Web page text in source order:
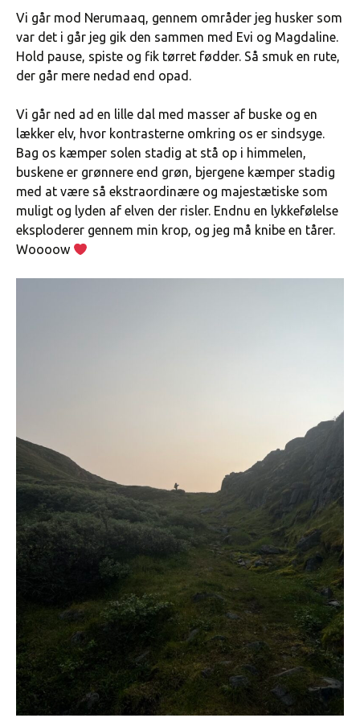
Vi går mod Nerumaaq, gennem områder jeg husker som
var det i går jeg gik den sammen med Evi og Magdaline.
Hold pause, spiste og fik tørret fødder. Så smuk en rute,
der går mere nedad end opad.
Vi går ned ad en lille dal med masser af buske og en
lækker elv, hvor kontrasterne omkring os er sindsyge.
Bag os kæmper solen stadig at stå op i himmelen,
buskene er grønnere end grøn, bjergene kæmper stadig
med at være så ekstraordinære og majestætiske som
muligt og lyden af elven der risler. Endnu en lykkefølelse
eksploderer gennem min krop, og jeg må knibe en tårer.
Woooow